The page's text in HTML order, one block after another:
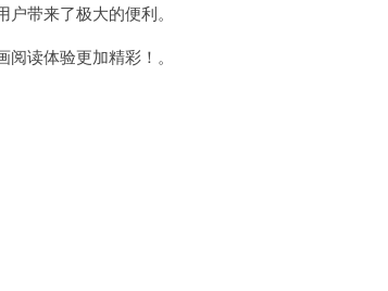
带来了极大的便利。
读体验更加精彩！。